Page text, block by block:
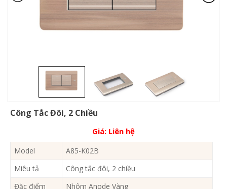
Công Tắc Đôi, 2 Chiều
Giá: Liên hệ
Model
A85-K02B
Miêu tả
Công tắc đôi, 2 chiều
Đặc điểm
Nhôm Anode Vàng